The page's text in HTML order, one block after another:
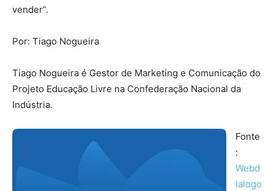
vender”.
Por: Tiago Nogueira
Tiago Nogueira é Gestor de Marketing e Comunicação do
Projeto Educação Livre na Confederação Nacional da
Indústria.
Fonte
:
Webd
ialogo